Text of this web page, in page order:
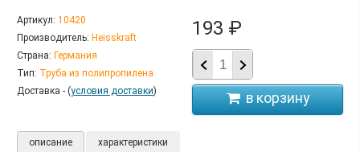
Артикул: 10420
Производитель: Heisskraft
Страна: Германия
Тип: Труба из полипропилена
Доставка - (условия доставки)
193 ₽
описание характеристики